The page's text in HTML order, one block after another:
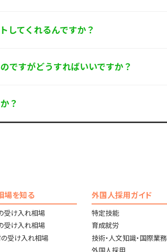
してくれるんですか？
ですがどうすればいいですか？
？
場を知る
受け入れ相場
受け入れ相場
受け入れ相場
外国人採用ガイド
特定技能
育成就労
技術・人文知識・国際業務
外国人採用